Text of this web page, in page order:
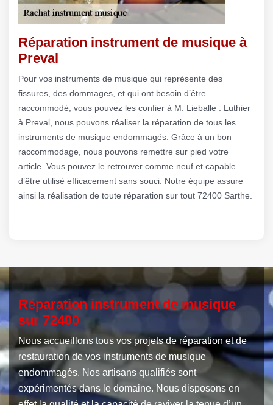
Réparation instrument de musique à
Preval
Pour vos instruments de musique qui représente des
fissures, des dommages, et qui ont besoin d’être
raccommodé, vous pouvez les confier à M. Lieballe . Luthier
à Preval, nous pouvons réaliser la réparation de tous les
instruments de musique endommagés. Grâce à un bon
raccommodage, nous pouvons remettre sur pied votre
article. Vous pouvez le retrouver comme neuf et capable
d’être utilisé efficacement sans souci. Notre équipe assure
ainsi la réalisation de toute réparation sur tout 72400 Sarthe.
Réparation instrument de musique
sur 72400
Nous accueillons tous vos projets de réparation et de
restauration de vos instruments de musique
endommagés. Nos artisans qualifiés sont
expérimentés dans le domaine. Nous disposons en